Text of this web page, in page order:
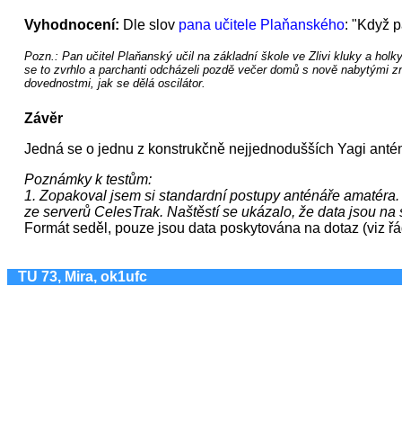
Vyhodnocení: Dle slov pana učitele Plaňanského: "Když
Pozn.: Pan učitel Plaňanský učil na základní škole ve Zlivi kluky a
se to zvrhlo a parchanti odcházeli pozdě večer domů s nově nabytými
dovednostmi, jak se dělá oscilátor.
Závěr
Jedná se o jednu z konstrukčně nejjednodušších Yagi
Poznámky k testům:
1. Zopakoval jsem si standardní postupy anténáře
ze serverů CelesTrak. Naštěstí se ukázalo, že data jsou
Formát seděl, pouze jsou data poskytována na dotaz (viz
TU 73, Mira, ok1ufc